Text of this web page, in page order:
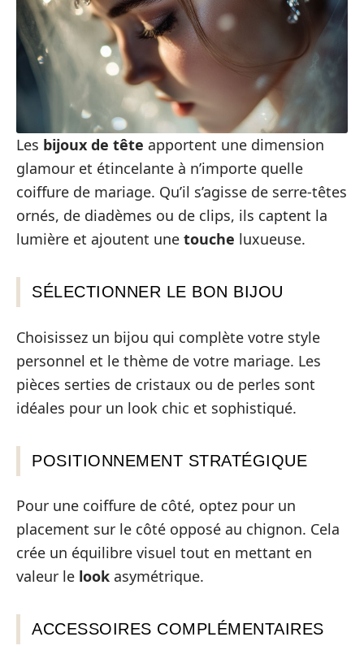
Les bijoux de tête apportent une dimension
glamour et étincelante à n’importe quelle
coiffure de mariage. Qu’il s’agisse de serre-têtes
ornés, de diadèmes ou de clips, ils captent la
lumière et ajoutent une touche luxueuse.
SÉLECTIONNER LE BON BIJOU
Choisissez un bijou qui complète votre style
personnel et le thème de votre mariage. Les
pièces serties de cristaux ou de perles sont
idéales pour un look chic et sophistiqué.
POSITIONNEMENT STRATÉGIQUE
Pour une coiffure de côté, optez pour un
placement sur le côté opposé au chignon. Cela
crée un équilibre visuel tout en mettant en
valeur le look asymétrique.
ACCESSOIRES COMPLÉMENTAIRES